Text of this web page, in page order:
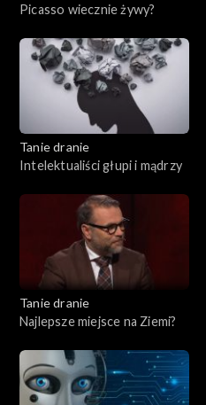
Picasso wiecznie żywy?
Tanie dranie
Intelektualiści głupi i mądrzy
Tanie dranie
Najlepsze miejsce na Ziemi?